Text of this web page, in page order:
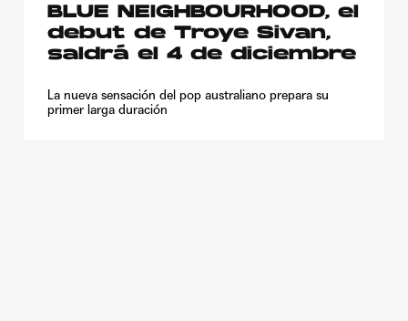
BLUE NEIGHBOURHOOD, el
debut de Troye Sivan,
saldrá el 4 de diciembre
La nueva sensación del pop australiano prepara su
primer larga duración